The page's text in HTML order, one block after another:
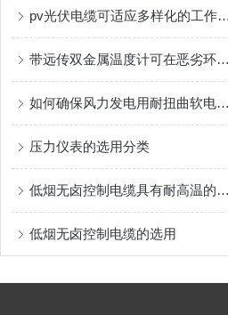
pv光伏电缆可适应多样化的工作环境
带远传双金属温度计可在恶劣环境长期工作
如何确保风力发电用耐扭曲软电缆长期可靠运行？
压力仪表的选用分类
低烟无卤控制电缆具有耐高温的特点
低烟无卤控制电缆的选用